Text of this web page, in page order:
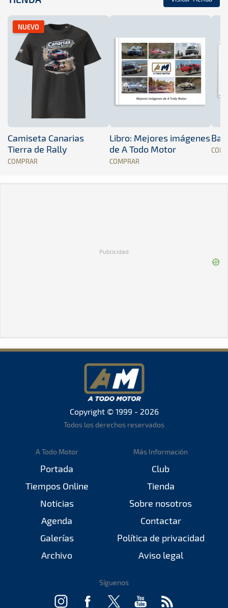
NUEVO
Camiseta Canarias
Tierra de Rally
COMPRAR
Libro: Mejores imágenes
de A Todo Motor
COMPRAR
Publicidad
Copyright © 1999 - 2026
Todos los derechos reservados
A Todo Motor
Portada
Tiempos Online
Noticias
Agenda
Galerías
Archivo
Más Información
Club
Tienda
Sobre nosotros
Contactar
Política de privacidad
Aviso legal
Síguenos